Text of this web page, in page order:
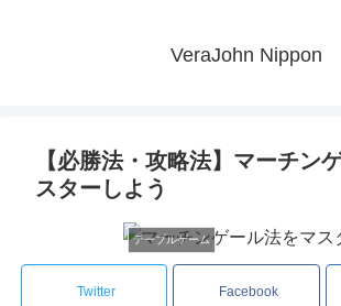
VeraJohn Nippon
【必勝法・攻略法】マーチン
スターしよう
テーブルゲーム
Twitter Facebook